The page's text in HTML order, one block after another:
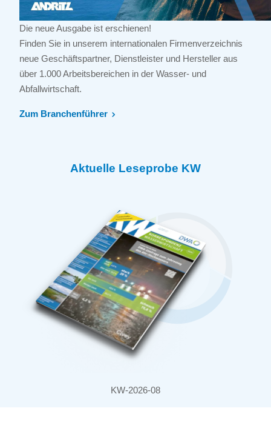
Die neue Ausgabe ist erschienen!
Finden Sie in unserem internationalen Firmenverzeichnis
neue Geschäftspartner, Dienstleister und Hersteller aus
über 1.000 Arbeitsbereichen in der Wasser- und
Abfallwirtschaft.
Zum Branchenführer
Aktuelle Leseprobe KW
KW-2026-08